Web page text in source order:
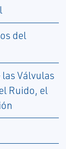
del
Válvulas
Ruido, el